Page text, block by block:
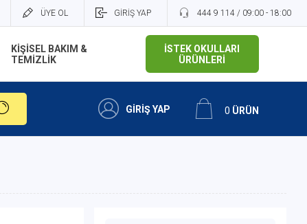
ÜYE OL GİRİŞ YAP 444 9 114 / 09:00 - 18:00
KİŞİSEL BAKIM &
TEMİZLİK
İSTEK OKULLARI
ÜRÜNLERİ
GİRİŞ YAP 0 ÜRÜN